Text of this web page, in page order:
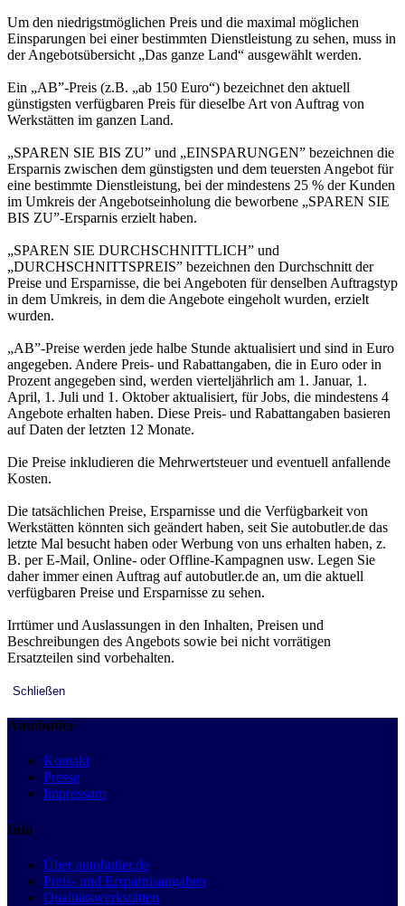
Um den niedrigstmöglichen Preis und die maximal möglichen
Einsparungen bei einer bestimmten Dienstleistung zu sehen, muss in
der Angebotsübersicht „Das ganze Land“ ausgewählt werden.
Ein „AB”-Preis (z.B. „ab 150 Euro“) bezeichnet den aktuell
günstigsten verfügbaren Preis für dieselbe Art von Auftrag von
Werkstätten im ganzen Land.
„SPAREN SIE BIS ZU” und „EINSPARUNGEN” bezeichnen die
Ersparnis zwischen dem günstigsten und dem teuersten Angebot für
eine bestimmte Dienstleistung, bei der mindestens 25 % der Kunden
im Umkreis der Angebotseinholung die beworbene „SPAREN SIE
BIS ZU”-Ersparnis erzielt haben.
„SPAREN SIE DURCHSCHNITTLICH” und
„DURCHSCHNITTSPREIS” bezeichnen den Durchschnitt der
Preise und Ersparnisse, die bei Angeboten für denselben Auftragstyp
in dem Umkreis, in dem die Angebote eingeholt wurden, erzielt
wurden.
„AB”-Preise werden jede halbe Stunde aktualisiert und sind in Euro
angegeben. Andere Preis- und Rabattangaben, die in Euro oder in
Prozent angegeben sind, werden vierteljährlich am 1. Januar, 1.
April, 1. Juli und 1. Oktober aktualisiert, für Jobs, die mindestens 4
Angebote erhalten haben. Diese Preis- und Rabattangaben basieren
auf Daten der letzten 12 Monate.
Die Preise inkludieren die Mehrwertsteuer und eventuell anfallende
Kosten.
Die tatsächlichen Preise, Ersparnisse und die Verfügbarkeit von
Werkstätten könnten sich geändert haben, seit Sie autobutler.de das
letzte Mal besucht haben oder Werbung von uns erhalten haben, z.
B. per E-Mail, Online- oder Offline-Kampagnen usw. Legen Sie
daher immer einen Auftrag auf autobutler.de an, um die aktuell
verfügbaren Preise und Ersparnisse zu sehen.
Irrtümer und Auslassungen in den Inhalten, Preisen und
Beschreibungen des Angebots sowie bei nicht vorrätigen
Ersatzteilen sind vorbehalten.
Schließen
Autobutler
Kontakt
Presse
Impressum
Info
Über autobutler.de
Preis- und Ersparnisangaben
Qualitätswerkstätten